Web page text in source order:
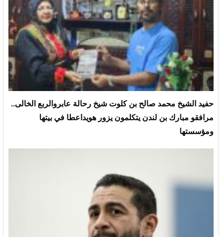
حفيد الشيخ محمد صالح بن كلوت شيخ رحالة عابروالربع الخالى..
مرافقو مبارك بن لندن يتكلمون يزور هويداعطا في بيتها
ومؤسستها